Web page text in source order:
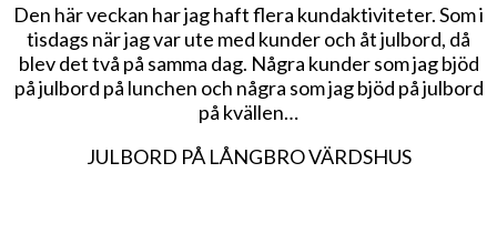
Den här veckan har jag haft flera kundaktiviteter. Som i
tisdags när jag var ute med kunder och åt julbord, då
blev det två på samma dag. Några kunder som jag bjöd
på julbord på lunchen och några som jag bjöd på julbord
på kvällen…
JULBORD PÅ LÅNGBRO VÄRDSHUS